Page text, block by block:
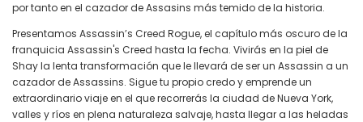
por tanto en el cazador de Assasins más temido de la historia.
Presentamos Assassin’s Creed Rogue, el capítulo más oscuro de la
franquicia Assassin's Creed hasta la fecha. Vivirás en la piel de
Shay la lenta transformación que le llevará de ser un Assassin a un
cazador de Assassins. Sigue tu propio credo y emprende un
extraordinario viaje en el que recorrerás la ciudad de Nueva York,
valles y ríos en plena naturaleza salvaje, hasta llegar a las heladas